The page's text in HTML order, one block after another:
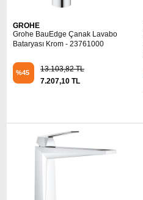
GROHE
Grohe BauEdge Çanak Lavabo
Bataryası Krom - 23761000
%45
13.103,82 TL
7.207,10 TL